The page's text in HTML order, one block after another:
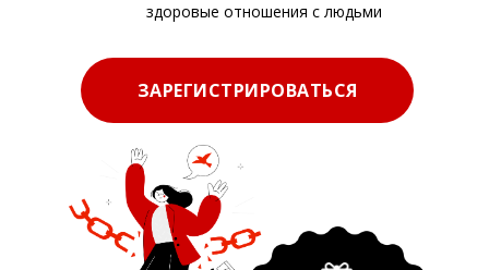
здоровые отношения с людьми
ЗАРЕГИСТРИРОВАТЬСЯ